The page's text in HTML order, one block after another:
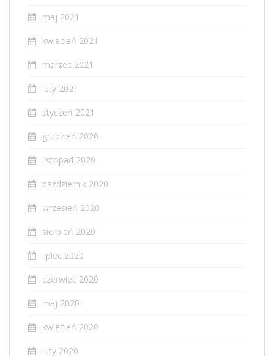
maj 2021
kwiecień 2021
marzec 2021
luty 2021
styczeń 2021
grudzień 2020
listopad 2020
październik 2020
wrzesień 2020
sierpień 2020
lipiec 2020
czerwiec 2020
maj 2020
kwiecień 2020
luty 2020